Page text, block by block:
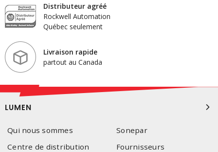
Distributeur agréé
Rockwell Automation
Québec seulement
Livraison rapide
partout au Canada
LUMEN
Qui nous sommes
Sonepar
Centre de distribution
Fournisseurs